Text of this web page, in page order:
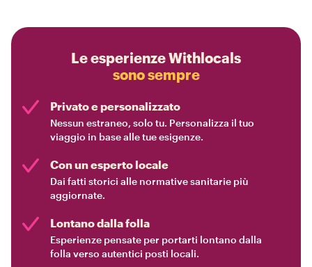
Le esperienze Withlocals
sono sempre
Privato e personalizzato
Nessun estraneo, solo tu. Personalizza il tuo
viaggio in base alle tue esigenze.
Con un esperto locale
Dai fatti storici alle normative sanitarie più
aggiornate.
Lontano dalla folla
Esperienze pensate per portarti lontano dalla
folla verso autentici posti locali.